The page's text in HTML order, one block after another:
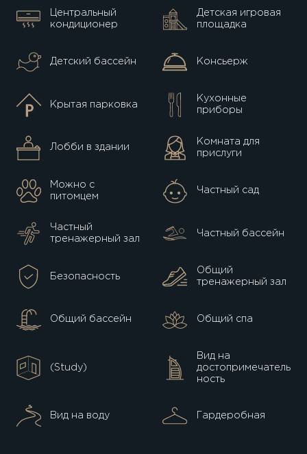
Центральный
кондиционер
Детская игровая
площадка
Детский бассейн Консьерж
Крытая парковка
Кухонные
приборы
Лобби в здании
Комната для
прислуги
Можно с
питомцем
Частный сад
Частный
тренажерный зал
Частный бассейн
Безопасность
Общий
тренажерный зал
Общий бассейн Общий спа
(Study)
Вид на
достопримечатель
ность
Вид на воду Гардеробная